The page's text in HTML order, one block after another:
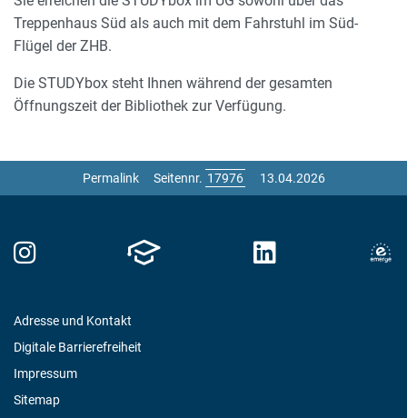
Treppenhaus Süd als auch mit dem Fahrstuhl im Süd-
Flügel der ZHB.
Die STUDYbox steht Ihnen während der gesamten
Öffnungszeit der Bibliothek zur Verfügung.
Permalink Seitennr. 13.04.2026
Adresse und Kontakt
Digitale Barrierefreiheit
Impressum
Sitemap